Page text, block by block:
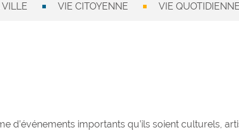
VILLE VIE CITOYENNE VIE QUOTIDIENNE
d’événements importants qu’ils soient culturels,